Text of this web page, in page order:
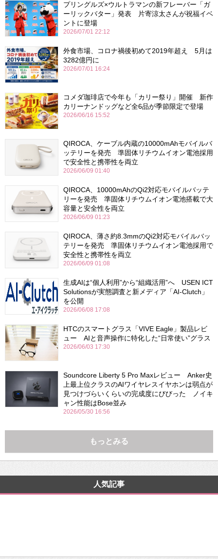
プリングルズ×ウルトラマンの新フレーバー「ガ
ーリックバター」発表 片寄涼太さんが祝福イベ
ントに登場
2026/07/01 22:12
外食市場、コロナ禍後初めて2019年超え 5月は
3282億円に
2026/07/01 16:24
コメダ珈琲店で今年も「カリー祭り」開催 新作
カリーナンドッグなど全6品が季節限定で登場
2026/06/16 15:52
QIROCA、ケーブル内蔵の10000mAhモバイルバ
ッテリーを発売 準固体リチウムイオン電池採用
で安全性と携帯性を両立
2026/06/09 01:40
QIROCA、10000mAhのQi2対応モバイルバッテ
リーを発売 準固体リチウムイオン電池搭載で大
容量と安全性を両立
2026/06/09 01:23
QIROCA、薄さ約8.3mmのQi2対応モバイルバッ
テリーを発売 準固体リチウムイオン電池採用で
安全性と携帯性を両立
2026/06/09 01:08
生成AIは“個人利用”から“組織活用”へ USEN ICT
Solutionsが実態調査と新メディア「AI-Clutch」
を公開
2026/06/08 17:08
HTCのスマートグラス「VIVE Eagle」製品レビ
ュー AIと音声操作に特化した“日常使い”グラス
2026/06/03 17:30
Soundcore Liberty 5 Pro Maxレビュー Anker史
上最上位クラスのAIワイヤレスイヤホンは弱点が
見つけづらいくらいの完成度にびびった ノイキ
ャン性能はBose並み
2026/05/30 16:56
もっとみる
人気記事